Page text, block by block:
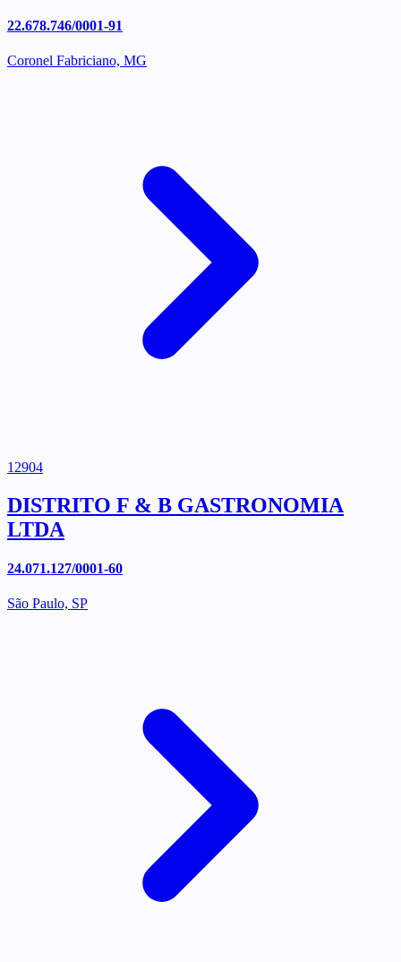
22.678.746/0001-91
Coronel Fabriciano, MG
12904
DISTRITO F & B GASTRONOMIA
LTDA
24.071.127/0001-60
São Paulo, SP